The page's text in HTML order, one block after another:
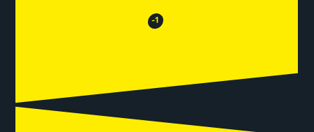
😒 -1 😂